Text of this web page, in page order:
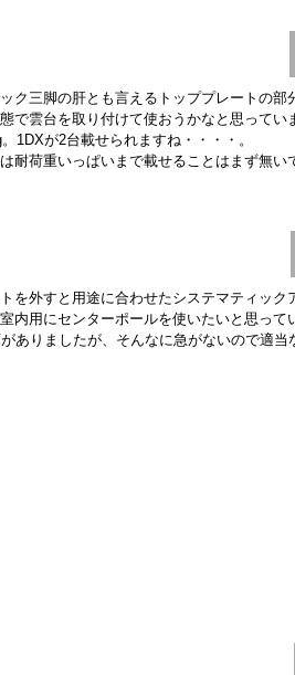
ク三脚の肝とも言えるトッププレートの部
で雲台を取り付けて使おうかなと思ってい
1DXが2台載せられますね・・・・。
耐荷重いっぱいまで載せることはまず無い
を外すと用途に合わせたシステマティッ
内用にセンターポールを使いたいと思っ
ありましたが、そんなに急がないので適